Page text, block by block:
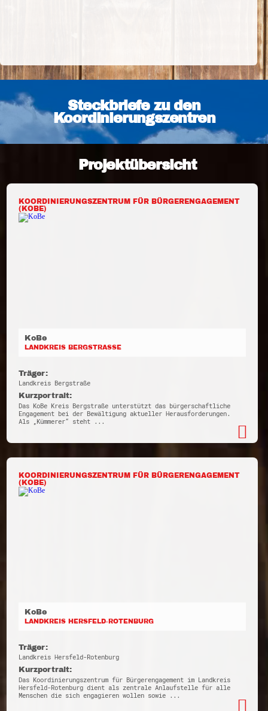
Steckbriefe zu den
Koordinierungszentren
Projektübersicht
KOORDINIERUNGSZENTRUM FÜR BÜRGERENGAGEMENT
(KOBE)
KoBe
LANDKREIS BERGSTRASSE
Träger:
Landkreis Bergstraße
Kurzportrait:
Das KoBe Kreis Bergstraße unterstützt das bürgerschaftliche
Engagement bei der Bewältigung aktueller Herausforderungen.
Als „Kümmerer“ steht ...
KOORDINIERUNGSZENTRUM FÜR BÜRGERENGAGEMENT
(KOBE)
KoBe
LANDKREIS HERSFELD-ROTENBURG
Träger:
Landkreis Hersfeld-Rotenburg
Kurzportrait:
Das Koordinierungszentrum für Bürgerengagement im Landkreis
Hersfeld-Rotenburg dient als zentrale Anlaufstelle für alle
Menschen die sich engagieren wollen sowie ...